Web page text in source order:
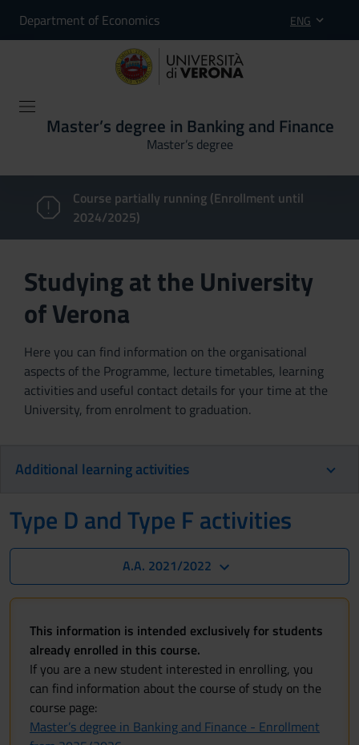
Department of Economics ENG
Master’s degree in Banking and Finance
Master’s degree
Course partially running (Enrollment until
2024/2025)
Studying at the University
of Verona
Here you can find information on the organisational
aspects of the Programme, lecture timetables, learning
activities and useful contact details for your time at the
University, from enrolment to graduation.
Additional learning activities
Type D and Type F activities
A.A. 2021/2022
This information is intended exclusively for students
already enrolled in this course.
If you are a new student interested in enrolling, you
can find information about the course of study on the
course page:
Master’s degree in Banking and Finance - Enrollment